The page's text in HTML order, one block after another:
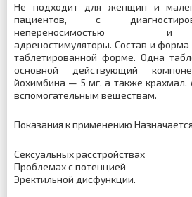
Не подходит для женщин и
пациентов, с
непереносимостью и
адреностимуляторы. Состав и форма
таблетированной форме. Одна
основной действующий
йохимбина — 5 мг, а также крахмал,
вспомогательным веществам.
Показания к применению
Сексуальных расстройствах
Проблемах с потенцией
Эректильной дисфункции.